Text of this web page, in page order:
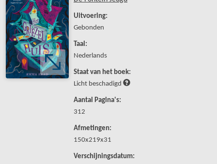
Uitvoering:
Gebonden
Taal:
Nederlands
Staat van het boek:
Licht beschadigd
Aantal Pagina's:
312
Afmetingen:
150x219x31
Verschijningsdatum: